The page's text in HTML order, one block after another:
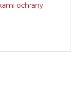
ochrany